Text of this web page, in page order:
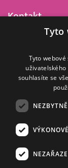
Kontakt
Barrandov
Kříženeckého
152 00 Praha 5
IČ 416 93 311
© 2008–2026
Zásady ochrany
Tyto
Tyto
souhlasíte se